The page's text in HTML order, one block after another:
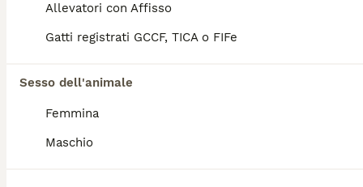
Allevatori con Affisso
Gatti registrati GCCF, TICA o FIFe
Sesso dell'animale
Femmina
Maschio
Scottish
Sesso